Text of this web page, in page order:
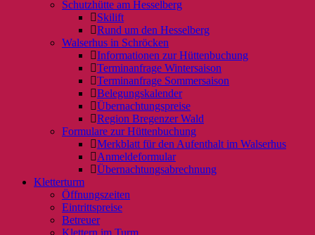
Schutzhütte am Hesselberg
Skilift
Rund um den Hesselberg
Walserhus in Schröcken
Informationen zur Hüttenbuchung
Terminanfrage Wintersaison
Terminanfrage Sommersaison
Belegungskalender
Übernachtungspreise
Region Bregenzer Wald
Formulare zur Hüttenbuchung
Merkblatt für den Aufenthalt im Walserhus
Anmeldeformular
Übernachtungsabrechnung
Kletterturm
Öffnungszeiten
Eintrittspreise
Betreuer
Klettern im Turm